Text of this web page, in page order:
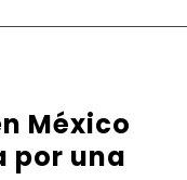
México
por una